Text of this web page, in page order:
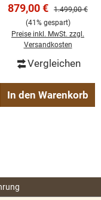
verschiedenen
Farben - sofort
lieferbar
Verkaufspreis:
879,00 € Regulärer
1.499,00 €
(41% gespart)
Preise inkl. MwSt. zzgl.
Versandkosten
Vergleichen
In den Warenkorb